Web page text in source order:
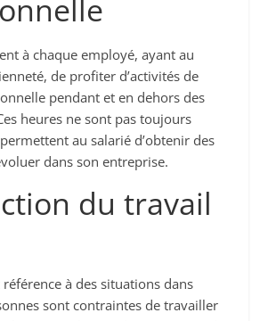
à chaque employé, ayant au
de profiter d’activités de
pendant et en dehors des
heures ne sont pas toujours
au salarié d’obtenir des
dans son entreprise.
du travail
à des situations dans
sont contraintes de travailler